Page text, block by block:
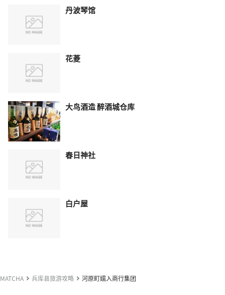
丹波琴馆
花菱
大鸟酒造 醉酒城仓库
春日神社
白户屋
MATCHA 兵库县旅游攻略 河原町嬬入商行集团